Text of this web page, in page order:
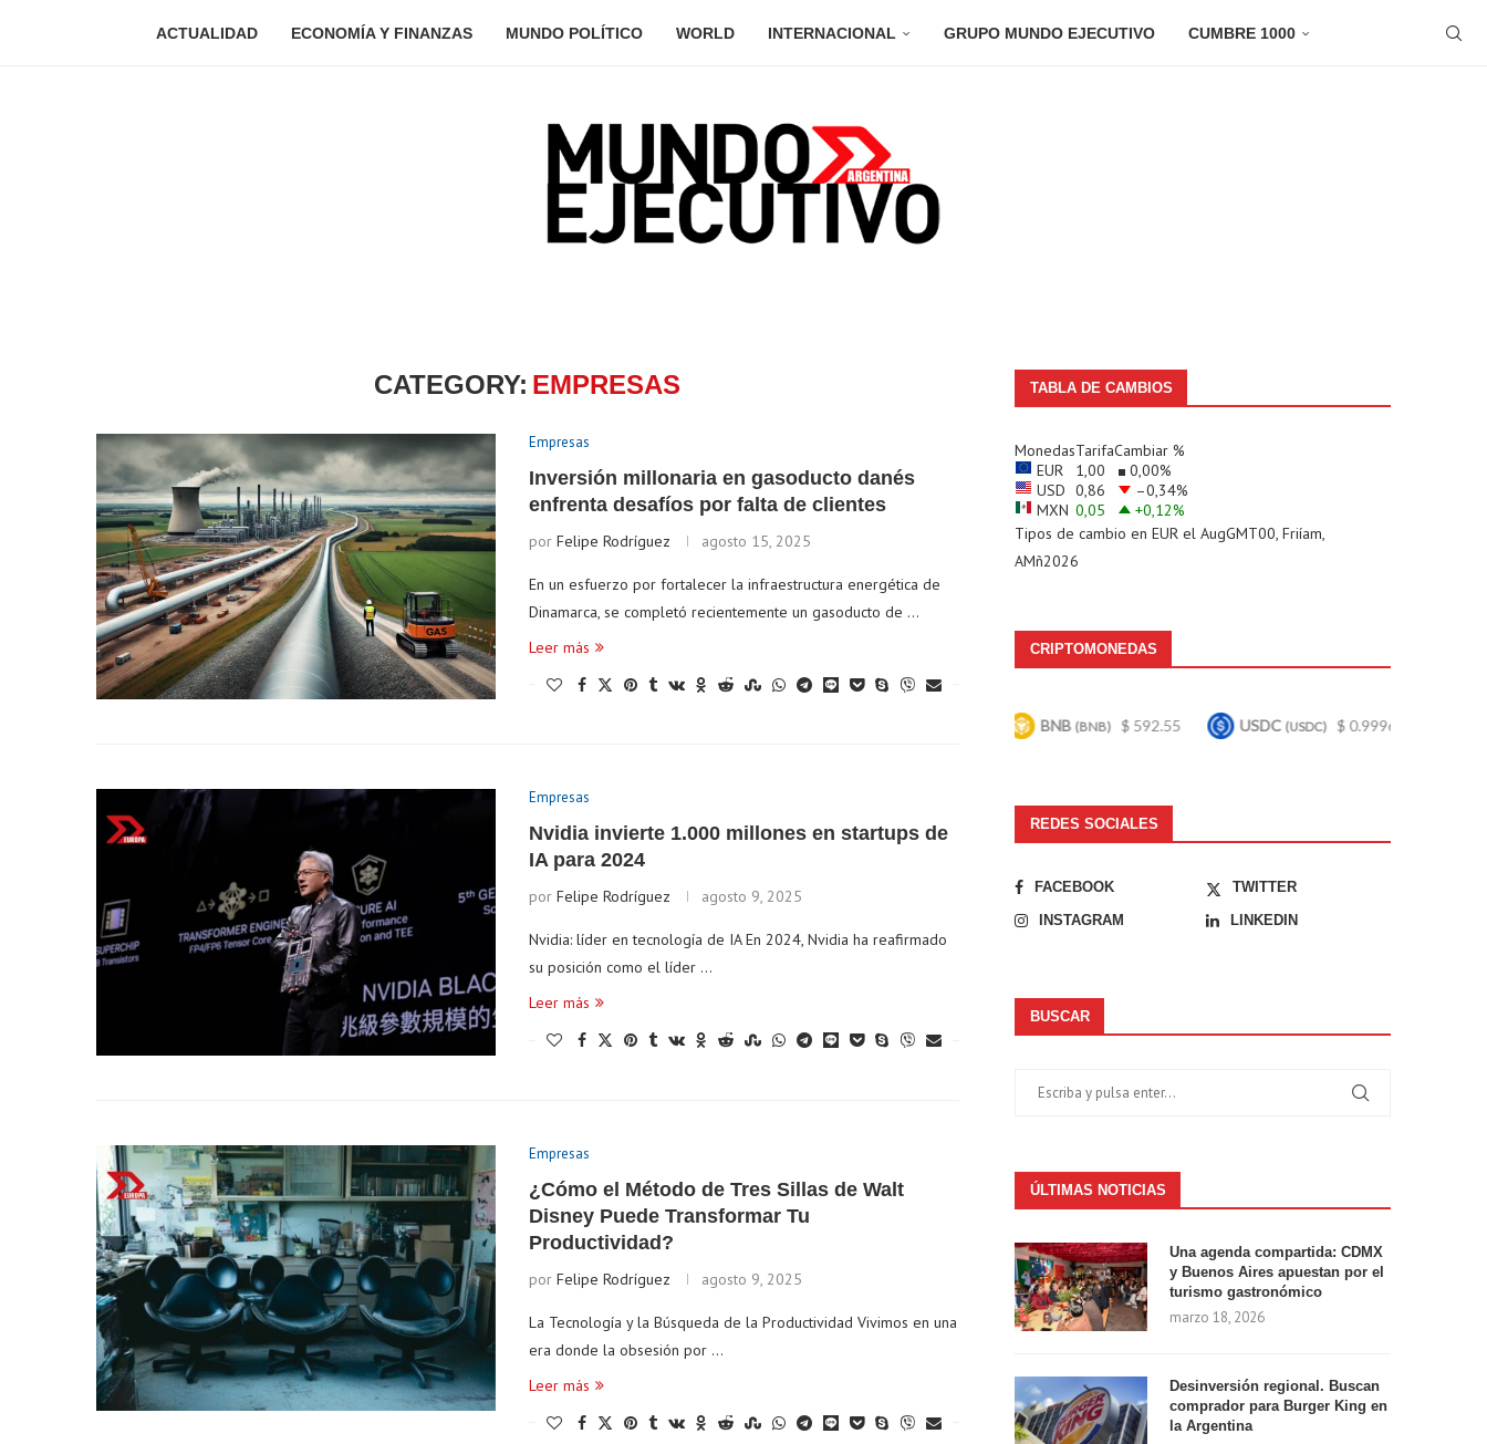
ACTUALIDAD ECONOMÍA Y FINANZAS MUNDO POLÍTICO WORLD INTERNACIONAL GRUPO MUNDO EJECUTIVO CUMBRE 1000
CATEGORY: EMPRESAS
Empresas
Inversión millonaria en gasoducto danés
enfrenta desafíos por falta de clientes
por Felipe Rodríguez agosto 15, 2025
En un esfuerzo por fortalecer la infraestructura energética de
Dinamarca, se completó recientemente un gasoducto de …
Leer más
Empresas
Nvidia invierte 1.000 millones en startups de
IA para 2024
por Felipe Rodríguez agosto 9, 2025
Nvidia: líder en tecnología de IA En 2024, Nvidia ha reafirmado
su posición como el líder …
Leer más
Empresas
¿Cómo el Método de Tres Sillas de Walt
Disney Puede Transformar Tu
Productividad?
por Felipe Rodríguez agosto 9, 2025
La Tecnología y la Búsqueda de la Productividad Vivimos en una
era donde la obsesión por …
Leer más
TABLA DE CAMBIOS
MonedasTarifaCambiar %
EUR
1,00 0,00%
USD 0,86 –0,34%
MXN 0,05 +0,12%
Tipos de cambio en EUR el AugGMT00, Friíam,
AMñ2026
CRIPTOMONEDAS
$ 592.55 USDC(USDC) $ 0.999689 Bitcoin(BTC)
REDES SOCIALES
FACEBOOK
TWITTER
INSTAGRAM
LINKEDIN
BUSCAR
ÚLTIMAS NOTICIAS
Una agenda compartida: CDMX
y Buenos Aires apuestan por el
turismo gastronómico
marzo 18, 2026
Desinversión regional. Buscan
comprador para Burger King en
la Argentina